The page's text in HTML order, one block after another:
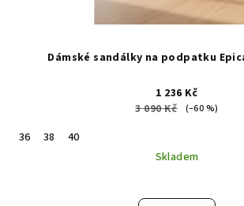
Dámské sandálky na podpatku
1 236 Kč
3 090 Kč
(–60 %)
36 38
40
Skladem